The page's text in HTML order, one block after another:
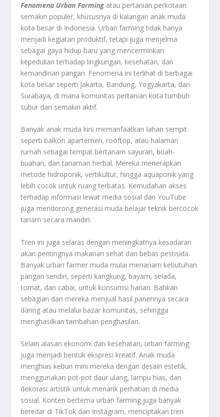
Fenomena Urban Farming atau pertanian perkotaan
semakin populer, khususnya di kalangan anak muda
kota besar di Indonesia. Urban farming tidak hanya
menjadi kegiatan produktif, tetapi juga menjelma
sebagai gaya hidup baru yang mencerminkan
kepedulian terhadap lingkungan, kesehatan, dan
kemandirian pangan. Fenomena ini terlihat di berbagai
kota besar seperti Jakarta, Bandung, Yogyakarta, dan
Surabaya, di mana komunitas pertanian kota tumbuh
subur dan semakin aktif.
Banyak anak muda kini memanfaatkan lahan sempit
seperti balkon apartemen, rooftop, atau halaman
rumah sebagai tempat bertanam sayuran, buah-
buahan, dan tanaman herbal. Mereka menerapkan
metode hidroponik, vertikultur, hingga aquaponik yang
lebih cocok untuk ruang terbatas. Kemudahan akses
terhadap informasi lewat media sosial dan YouTube
juga mendorong generasi muda belajar teknik bercocok
tanam secara mandiri.
Tren ini juga selaras dengan meningkatnya kesadaran
akan pentingnya makanan sehat dan bebas pestisida.
Banyak urban farmer muda mulai menanam kebutuhan
pangan sendiri, seperti kangkung, bayam, selada,
tomat, dan cabai, untuk konsumsi harian. Bahkan
sebagian dari mereka menjual hasil panennya secara
daring atau melalui bazar komunitas, sehingga
menghasilkan tambahan penghasilan.
Selain alasan ekonomi dan kesehatan, urban farming
juga menjadi bentuk ekspresi kreatif. Anak muda
menghias kebun mini mereka dengan desain estetik,
menggunakan pot-pot daur ulang, lampu hias, dan
dekorasi artistik untuk menarik perhatian di media
sosial. Konten bertema urban farming juga banyak
beredar di TikTok dan Instagram, menciptakan tren